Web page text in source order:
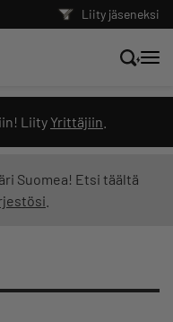
Liity jäseneksi
Liity Yrittäjiin
Suomea! Etsi täältä
sisältö